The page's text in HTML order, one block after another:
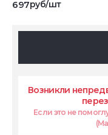
697руб/шт
Возникли
Если это не